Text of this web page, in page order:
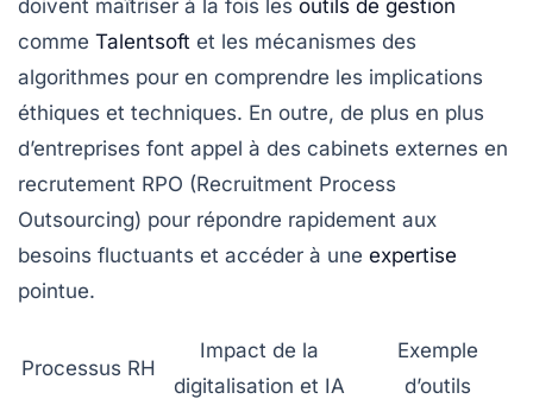
doivent maîtriser à la fois les outils de gestion
comme Talentsoft et les mécanismes des
algorithmes pour en comprendre les implications
éthiques et techniques. En outre, de plus en plus
d’entreprises font appel à des cabinets externes en
recrutement RPO (Recruitment Process
Outsourcing) pour répondre rapidement aux
besoins fluctuants et accéder à une expertise
pointue.
Processus RH
Impact de la
digitalisation et IA
Exemple
d’outils